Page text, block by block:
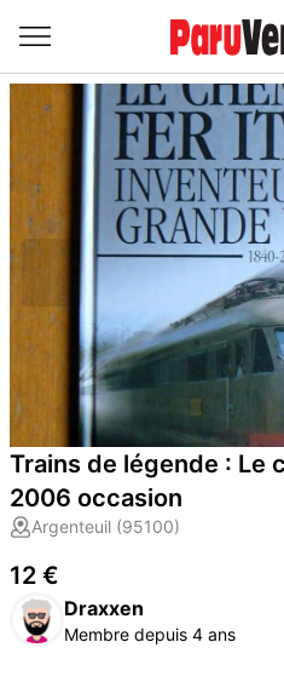
Trains de légende : Le
2006 occasion
Argenteuil (95100)
12 €
Draxxen
Membre depuis 4 ans